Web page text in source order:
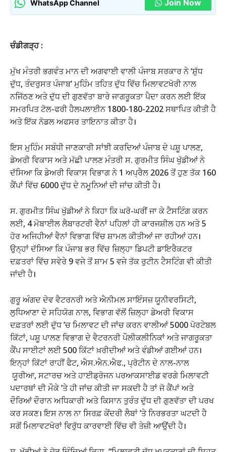
WhatsApp Channel Join Now
ਚੰਡੀਗੜ੍ਹ :
ਮੁੱਖ ਮੰਤਰੀ ਭਗਵੰਤ ਮਾਨ ਦੀ ਅਗਵਾਈ ਵਾਲੀ ਪੰਜਾਬ ਸਰਕਾਰ ਨੇ ‘ਸ਼ੁੱਧ
ਦੁੱਧ, ਤੰਦਰੁਸਤ ਪੰਜਾਬ’ ਮੁਹਿੰਮ ਤਹਿਤ ਦੁੱਧ ਵਿੱਚ ਮਿਲਾਵਟਖੋਰੀ ਨਾਲ
ਨਜਿੱਠਣ ਅਤੇ ਦੁੱਧ ਦੀ ਗੁਣਵੱਤਾ ਬਾਰੇ ਜਾਗਰੂਕਤਾ ਪੈਦਾ ਕਰਨ ਲਈ ਇੱਕ
ਸਮਰਪਿਤ ਟੋਲ-ਫਰੀ ਹੈਲਪਲਾਈਨ 1800-180-2202 ਸਥਾਪਿਤ ਕੀਤੀ ਹੈ
ਅਤੇ ਇੱਕ ਨੋਡਲ ਅਫਸਰ ਤਾਇਨਾਤ ਕੀਤਾ ਹੈ।
ਇਸ ਮੁਹਿੰਮ ਸਬੰਧੀ ਜਾਣਕਾਰੀ ਸਾਂਝੀ ਕਰਦਿਆਂ ਪੰਜਾਬ ਦੇ ਪਸ਼ੂ ਪਾਲਣ,
ਡੇਅਰੀ ਵਿਕਾਸ ਅਤੇ ਮੱਛੀ ਪਾਲਣ ਮੰਤਰੀ ਸ. ਗੁਰਮੀਤ ਸਿੰਘ ਖੁੱਡੀਆਂ ਨੇ
ਦੱਸਿਆ ਕਿ ਡੇਅਰੀ ਵਿਕਾਸ ਵਿਭਾਗ ਨੇ 1 ਅਪ੍ਰੈਲ 2026 ਤੋਂ ਹੁਣ ਤੱਕ 160
ਕੈਂਪਾਂ ਵਿੱਚ 6000 ਦੁੱਧ ਦੇ ਨਮੂਨਿਆਂ ਦੀ ਜਾਂਚ ਕੀਤੀ ਹੈ।
ਸ. ਗੁਰਮੀਤ ਸਿੰਘ ਖੁੱਡੀਆਂ ਨੇ ਕਿਹਾ ਕਿ ਘਰੋ-ਘਰੀਂ ਜਾ ਕੇ ਟੈਸਟਿੰਗ ਕਰਨ
ਲਈ, 4 ਮੋਬਾਈਲ ਲੈਬਾਰਟਰੀ ਵੈਨਾਂ ਪਹਿਲਾਂ ਹੀ ਕਾਰਜਸ਼ੀਲ ਹਨ ਅਤੇ 5
ਹੋਰ ਅਜਿਹੀਆਂ ਵੈਨਾਂ ਵਿਭਾਗ ਵਿੱਚ ਸ਼ਾਮਲ ਕੀਤੀਆਂ ਜਾ ਰਹੀਆਂ ਹਨ।
ਉਨ੍ਹਾਂ ਦੱਸਿਆ ਕਿ ਪੰਜਾਬ ਭਰ ਵਿੱਚ ਜ਼ਿਲ੍ਹਾ ਡਿਪਟੀ ਡਾਇਰੈਕਟਰ
ਦਫ਼ਤਰਾਂ ਵਿੱਚ ਸਵੇਰੇ 9 ਵਜੇ ਤੋਂ ਸ਼ਾਮ 5 ਵਜੇ ਤੱਕ ਰੁਟੀਨ ਟੈਸਟਿੰਗ ਵੀ ਕੀਤੀ
ਜਾਂਦੀ ਹੈ।
ਗੁਰੂ ਅੰਗਦ ਦੇਵ ਵੈਟਰਨਰੀ ਅਤੇ ਐਨੀਮਲ ਸਾਇੰਸਜ਼ ਯੂਨੀਵਰਸਿਟੀ,
ਲੁਧਿਆਣਾ ਦੇ ਸਹਿਯੋਗ ਨਾਲ, ਵਿਭਾਗ ਵੱਲੋਂ ਜ਼ਿਲ੍ਹਾ ਡੇਅਰੀ ਵਿਕਾਸ
ਦਫ਼ਤਰਾਂ ਲਈ ਦੁੱਧ ’ਚ ਮਿਲਾਵਟ ਦੀ ਜਾਂਚ ਕਰਨ ਵਾਲੀਆਂ 5000 ਪੋਰਟੇਬਲ
ਕਿੱਟਾਂ, ਪਸ਼ੂ ਪਾਲਣ ਵਿਭਾਗ ਦੇ ਵੈਟਰਨਰੀ ਪੌਲੀਕਲੀਨਿਕਾਂ ਅਤੇ ਜਾਗਰੂਕਤਾ
ਕੈਂਪ ਸਾਈਟਾਂ ਲਈ 500 ਕਿੱਟਾਂ ਖ਼ਰੀਦੀਆਂ ਅਤੇ ਵੰਡੀਆਂ ਗਈਆਂ ਹਨ।
ਇਨ੍ਹਾਂ ਕਿੱਟਾਂ ਰਾਹੀਂ ਫੈਟ, ਐਸ.ਐਨ.ਐਫ., ਪ੍ਰੋਟੀਨ ਦੇ ਨਾਲ-ਨਾਲ
ਯੂਰੀਆ, ਸਟਾਰਚ ਅਤੇ ਹਾਈਡ੍ਰੋਜਨ ਪਰਆਕਸਾਈਡ ਵਰਗੇ ਮਿਲਾਵਟੀ
ਪਦਾਰਥਾਂ ਦੀ ਮੌਕੇ ’ਤੇ ਹੀ ਜਾਂਚ ਕੀਤੀ ਜਾ ਸਕਦੀ ਹੈ ਤਾਂ ਜੋ ਕੈਂਪਾਂ ਅਤੇ
ਦੌਰਿਆਂ ਦੌਰਾਨ ਅਧਿਕਾਰੀ ਅਤੇ ਕਿਸਾਨ ਤੁਰੰਤ ਦੁੱਧ ਦੀ ਗੁਣਵੱਤਾ ਦੀ ਪਰਖ
ਕਰ ਸਕਣ। ਇਸ ਨਾਲ ਨਾ ਸਿਰਫ਼ ਕੇਂਦਰੀ ਲੈਬਾਂ ’ਤੇ ਨਿਰਭਰਤਾ ਘਟਦੀ ਹੈ
ਸਗੋਂ ਮਿਲਾਵਟਖੋਰਾਂ ਵਿਰੁੱਧ ਕਾਰਵਾਈ ਵਿੱਚ ਵੀ ਤੇਜ਼ੀ ਆਉਂਦੀ ਹੈ।